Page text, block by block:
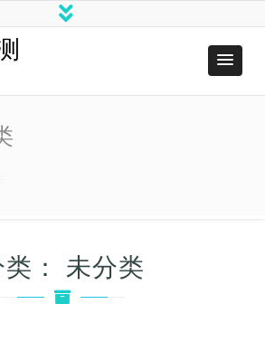
： 未分类